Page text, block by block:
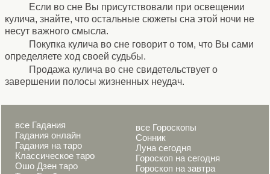
Если во сне Вы присутствовали при освещении
кулича, знайте, что остальные сюжеты сна этой ночи не
несут важного смысла.
Покупка кулича во сне говорит о том, что Вы сами
определяете ход своей судьбы.
Продажа кулича во сне свидетельствует о
завершении полосы жизненных неудач.
все Гадания
Гадания онлайн
Гадания на таро
Классическое таро
Ошо Дзен таро
все Гороскопы
Сонник
Луна сегодня
Гороскоп на сегодня
Гороскоп на завтра